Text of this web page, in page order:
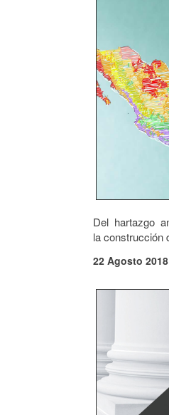
Del hartazgo
la construcción
22 Agosto 2018